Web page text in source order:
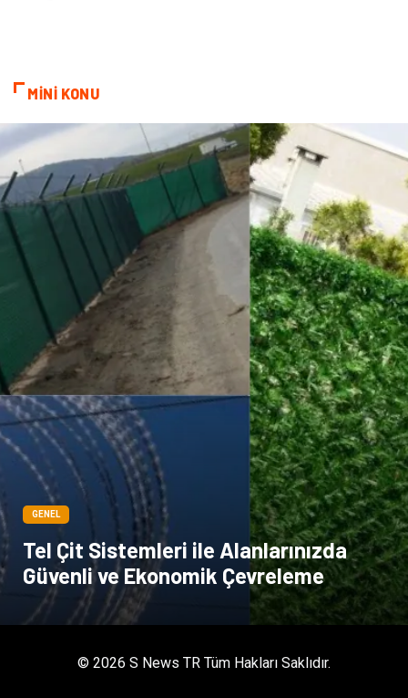
Cam sosyal
Kına Gecesi genel blog
Sigorta Veteriner
kadınlar ve takı sağlık
Spor Malzemeleri
MİNİ KONU
GENEL
Tel Çit Sistemleri ile Alanlarınızda
Güvenli ve Ekonomik Çevreleme
© 2026 S News TR Tüm Hakları Saklıdır.